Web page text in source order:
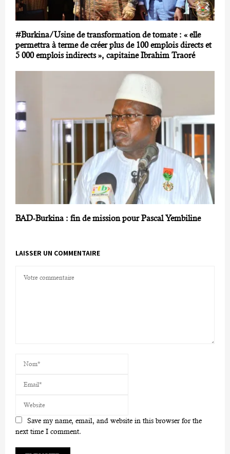
#Burkina/Usine de transformation de tomate : « elle
permettra à terme de créer plus de 100 emplois directs et
5 000 emplois indirects », capitaine Ibrahim Traoré
BAD-Burkina : fin de mission pour Pascal Yembiline
LAISSER UN COMMENTAIRE
Save my name, email, and website in this browser for the
next time I comment.